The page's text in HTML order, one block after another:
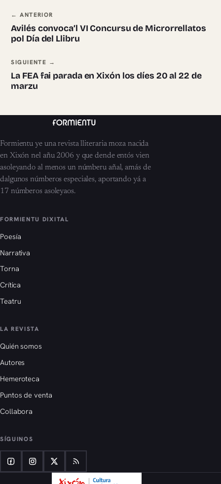
Navegación ente pieces
← ANTERIOR
Avilés convoca’l VI Concursu de Microrrellatos
pol Día del Llibru
SIGUIENTE →
La FEA fai parada en Xixón los díes 20 al 22 de
marzu
Formientu ye una revista lliteraria moza nacida
en Xixón nel añu 2006 y que dende entós vien
asoleyando al menos un númberu añal, amás de
dalgunos númberos especiales, aportando yá a
17 númberos asoleyaos.
FORMIENTU DIXITAL
Poesía
Narrativa
Torna
Crítica
Teatru
LA REVISTA
Quién somos
Autores
Hemeroteca
Puntos de venta
Collabora
SÍGUINOS